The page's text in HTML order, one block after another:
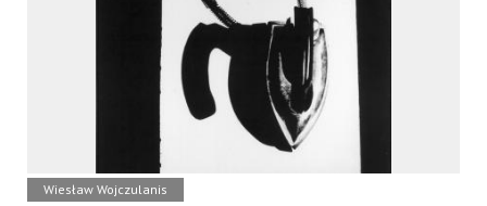
Wiesław Wojczulanis